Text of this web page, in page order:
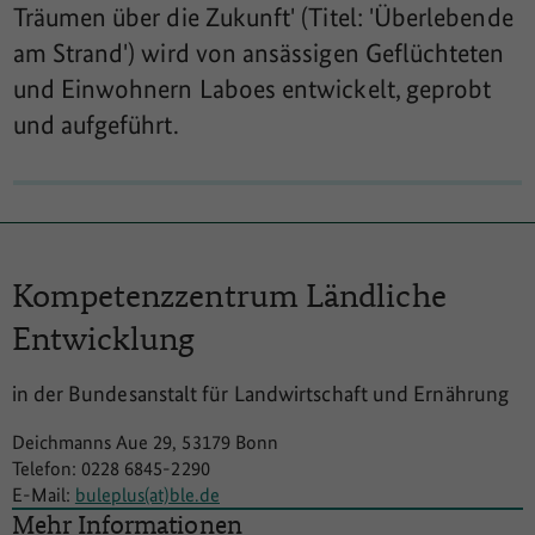
Träumen über die Zukunft' (Titel: 'Überlebende
am Strand') wird von ansässigen Geflüchteten
und Einwohnern Laboes entwickelt, geprobt
und aufgeführt.
Kompetenzzentrum Ländliche
Entwicklung
in der Bundesanstalt für Landwirtschaft und Ernährung
Deichmanns Aue 29, 53179 Bonn
Telefon: 0228 6845-2290
E-Mail: buleplus(at)ble.de
Mehr Informationen